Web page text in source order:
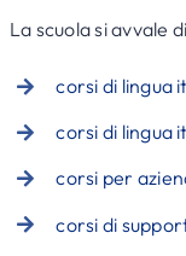
La scuola si avvale
corsi di lingua
corsi di lingua
corsi per
corsi di